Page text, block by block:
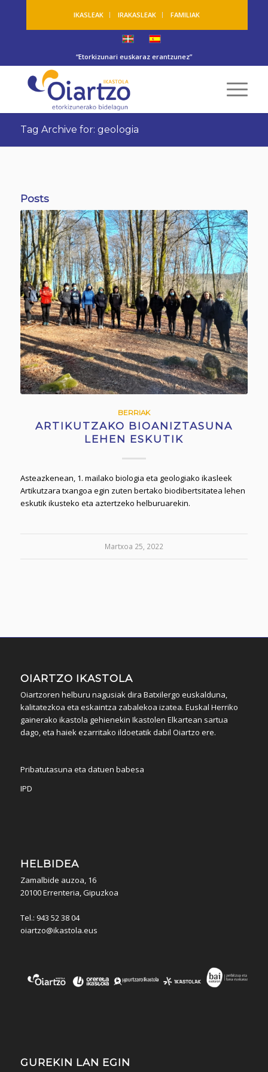
IKASLEAK IRAKASLEAK FAMILIAK
“Etorkizunari euskaraz erantzunez”
Tag Archive for: geologia
Posts
BERRIAK
ARTIKUTZAKO BIOANIZTASUNA
LEHEN ESKUTIK
Asteazkenean, 1. mailako biologia eta geologiako ikasleek
Artikutzara txangoa egin zuten bertako biodibertsitatea lehen
eskutik ikusteko eta aztertzeko helburuarekin.
Martxoa 25, 2022
OIARTZO IKASTOLA
Oiartzoren helburu nagusiak dira Batxilergo euskalduna,
kalitatezkoa eta eskaintza zabalekoa izatea. Euskal Herriko
gainerako ikastola gehienekin Ikastolen Elkartean sartua
dago, eta haiek ezarritako ildoetatik dabil Oiartzo ere.
Pribatutasuna eta datuen babesa
IPD
HELBIDEA
Zamalbide auzoa, 16
20100 Errenteria, Gipuzkoa
Tel.: 943 52 38 04
oiartzo@ikastola.eus
GUREKIN LAN EGIN